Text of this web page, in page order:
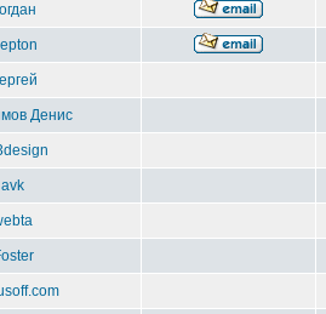
Денис
avk